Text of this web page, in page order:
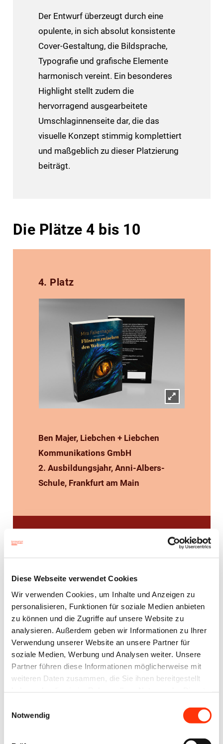
Diese Webseite verwendet Cookies
Wir verwenden Cookies, um Inhalte und Anzeigen zu
personalisieren, Funktionen für soziale Medien anbieten
zu können und die Zugriffe auf unsere Website zu
analysieren. Außerdem geben wir Informationen zu Ihrer
Verwendung unserer Website an unsere Partner für
soziale Medien, Werbung und Analysen weiter. Unsere
Partner führen diese Informationen möglicherweise mit
weiteren Daten zusammen, die Sie ihnen bereitgestellt
Notwendig
Der Entwurf überzeugt durch eine
opulente, in sich absolut konsistente
Cover-Gestaltung, die Bildsprache,
Typografie und grafische Elemente
harmonisch vereint. Ein besonderes
Highlight stellt zudem die
hervorragend ausgearbeitete
Umschlaginnenseite dar, die das
visuelle Konzept stimmig komplettiert
und maßgeblich zu dieser Platzierung
beiträgt.
Die Plätze 4 bis 10
4. Platz
Ben Majer, Liebchen + Liebchen
Kommunikations GmbH
2. Ausbildungsjahr, Anni-Albers-
Schule, Frankfurt am Main
1. Ausbildungsjahr, Willy-Brandt-